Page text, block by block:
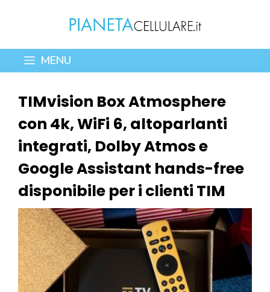
contenuto
MENU
TIMvision Box Atmosphere
con 4k, WiFi 6, altoparlanti
integrati, Dolby Atmos e
Google Assistant hands-free
disponibile per i clienti TIM